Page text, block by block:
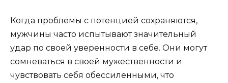
Когда проблемы с потенцией сохраняются,
мужчины часто испытывают значительный
удар по своей уверенности в себе. Они могут
сомневаться в своей мужественности и
чувствовать себя обессиленными, что